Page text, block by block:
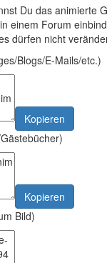
Du das animierte
einem Forum
dürfen nicht
Blogs/E-Mails/etc.)
Kopieren
Kopieren
Bild)